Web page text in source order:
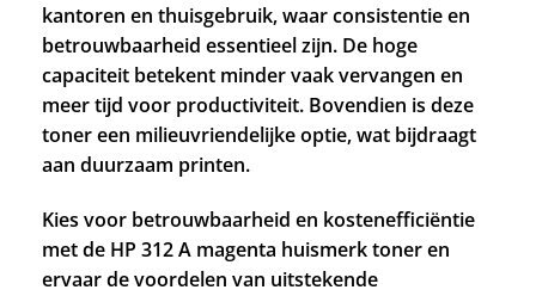
kantoren en thuisgebruik, waar consistentie en
betrouwbaarheid essentieel zijn. De hoge
capaciteit betekent minder vaak vervangen en
meer tijd voor productiviteit. Bovendien is deze
toner een milieuvriendelijke optie, wat bijdraagt
aan duurzaam printen.
Kies voor betrouwbaarheid en kostenefficiëntie
met de HP 312 A magenta huismerk toner en
ervaar de voordelen van uitstekende